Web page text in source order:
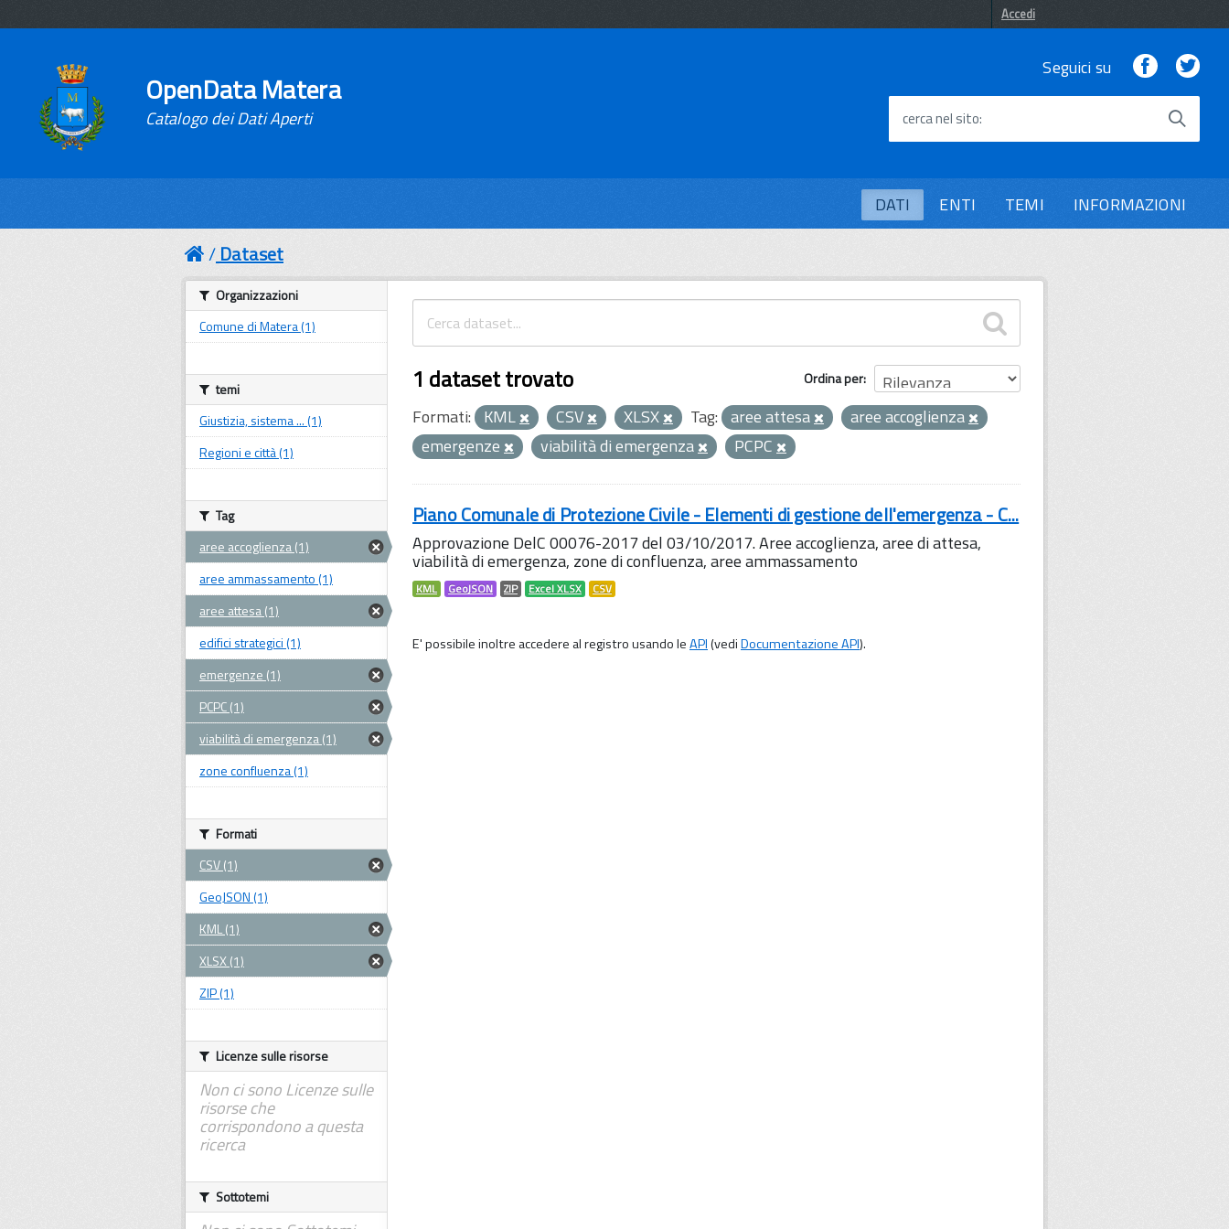
Accedi
OpenData Matera
Catalogo dei Dati Aperti
Seguici su Facebook
cerca nel sito
DATI ENTI TEMI INFORMAZIONI
Dataset
Ordina per
1 dataset trovato
Formati: KML CSV XLSX Tag: aree attesa
aree accoglienza
emergenze
viabilità di emergenza PCPC
Piano Comunale di Protezione Civile - Elementi di gestione dell'emergenza - C...
Approvazione DelC 00076-2017 del 03/10/2017. Aree accoglienza, aree di attesa,
viabilità di emergenza, zone di confluenza, aree ammassamento
KML GeoJSON ZIP Excel XLSX CSV
E' possibile inoltre accedere al registro usando leAPI(vediDocumentazione API).
Organizzazioni
Comune di Matera (1)
temi
Giustizia, sistema ... (1)
Regioni e città (1)
Tag
aree accoglienza (1)
aree ammassamento (1)
aree attesa (1)
edifici strategici (1)
emergenze (1)
PCPC (1)
viabilità di emergenza (1)
zone confluenza (1)
Formati
CSV (1)
GeoJSON (1)
KML (1)
XLSX (1)
ZIP (1)
Licenze sulle risorse
Non ci sono Licenze sulle
risorse che
corrispondono a questa
ricerca
Sottotemi